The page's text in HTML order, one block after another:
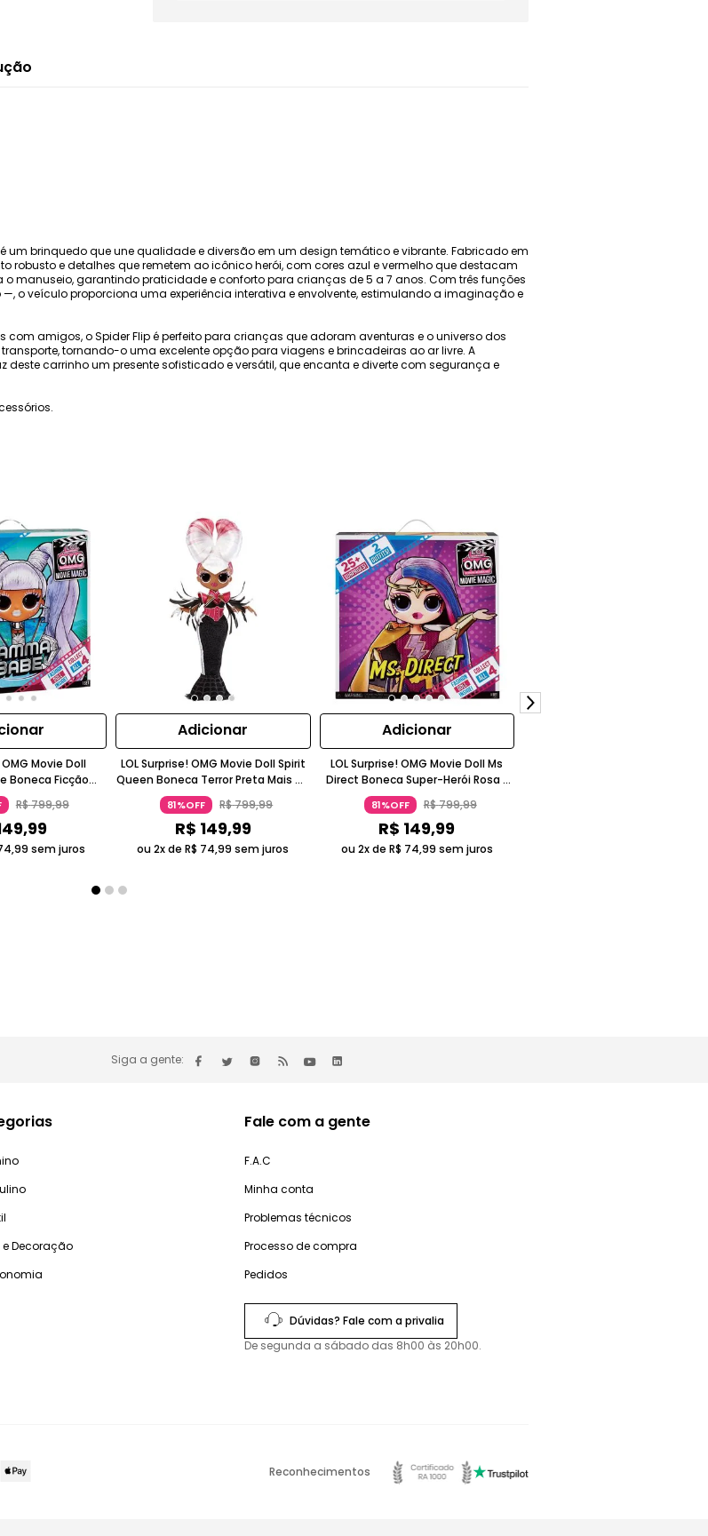
um brinquedo que une qualidade e diversão em um design temático e vibrante. Fabricado em
robusto e detalhes que remetem ao icônico herói, com cores azul e vermelho que destacam
manuseio, garantindo praticidade e conforto para crianças de 5 a 7 anos. Com três funções
o veículo proporciona uma experiência interativa e envolvente, estimulando a imaginação e
amigos, o Spider Flip é perfeito para crianças que adoram aventuras e o universo dos
tornando-o uma excelente opção para viagens e brincadeiras ao ar livre. A
carrinho um presente sofisticado e versátil, que encanta e diverte com segurança e
OMG Movie Doll
Boneca Ficção
5-7 Anos
R$799,99
,99
,99 sem juros
Adicionar
LOL Surprise! OMG Movie Doll Spirit
Queen Boneca Terror Preta Mais De
14 Anos Candide
81%OFF R$799,99
R$ 149,99
ou 2x deR$ 74,99 sem juros
Adicionar
LOL Surprise! OMG Movie Doll Ms
Direct Boneca Super-Herói Rosa E
Roxo 5-7 Anos Candide
81%OFF R$799,99
R$ 149,99
ou 2x de R$ 74,99 sem juros
Siga a gente:
Decoração
Fale com a gente
F.A.C
Minha conta
Problemas técnicos
Processo de compra
Pedidos
Dúvidas? Fale com a privalia
De segunda a sábado das 8h00 às 20h00.
Reconhecimentos